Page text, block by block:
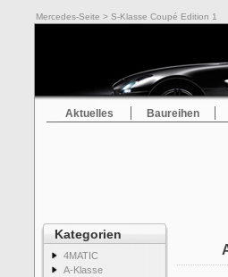
Mercedes-Seite > S-Klasse Coupé Edition 1
Aktuelles Baureihen
Kategorien
4MATIC
A-Klasse